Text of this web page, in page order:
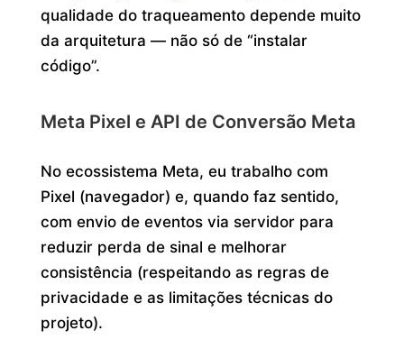
qualidade do traqueamento depende muito
da arquitetura — não só de “instalar
código”.
Meta Pixel e API de Conversão Meta
No ecossistema Meta, eu trabalho com
Pixel (navegador) e, quando faz sentido,
com envio de eventos via servidor para
reduzir perda de sinal e melhorar
consistência (respeitando as regras de
privacidade e as limitações técnicas do
projeto).